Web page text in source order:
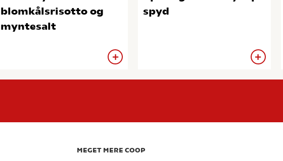
blomkålsrisotto og
myntesalt
spyd
MEGET MERE COOP